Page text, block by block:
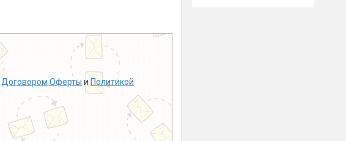
Договором Оферты и Политикой